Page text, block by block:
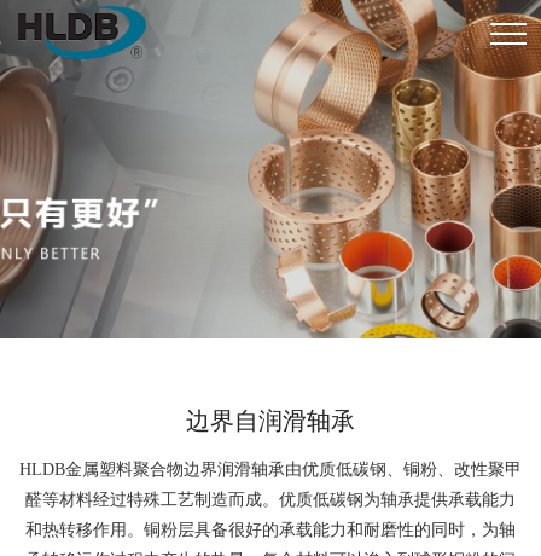
边界自润滑轴承
HLDB金属塑料聚合物边界润滑轴承由优质低碳钢、铜粉、改性聚甲
醛等材料经过特殊工艺制造而成。优质低碳钢为轴承提供承载能力
和热转移作用。铜粉层具备很好的承载能力和耐磨性的同时，为轴